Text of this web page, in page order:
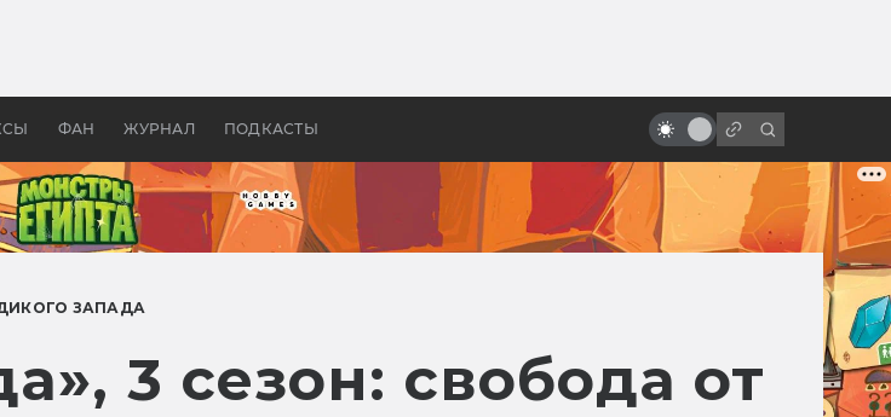
ФАН ЖУРНАЛ ПОДКАСТЫ
Древней Грецией
безумных фильмов
ЗАПАДА
3 сезон: свобода от